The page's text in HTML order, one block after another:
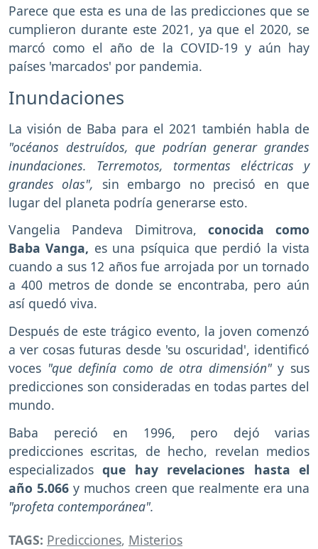
Parece que esta es una de las predicciones que se
cumplieron durante este 2021, ya que el 2020, se
marcó como el año de la COVID-19 y aún hay
países 'marcados' por pandemia.
Inundaciones
La visión de Baba para el 2021 también habla de
"océanos destruídos, que podrían generar grandes
inundaciones. Terremotos, tormentas eléctricas y
grandes olas",
sin embargo no precisó en que
lugar del planeta podría generarse esto.
Vangelia Pandeva Dimitrova, conocida como
Baba Vanga, es una psíquica que perdió la vista
cuando a sus 12 años fue arrojada por un tornado
a 400 metros de donde se encontraba, pero aún
así quedó viva.
Después de este trágico evento, la joven comenzó
a ver cosas futuras desde 'su oscuridad', identificó
voces "que definía como de otra dimensión"y sus
predicciones son consideradas en todas partes del
mundo.
Baba pereció en 1996, pero dejó varias
predicciones escritas, de hecho, revelan medios
especializadosque hay revelaciones hasta el
año 5.066y muchos creen que realmente era una
"profeta contemporánea".
TAGS: Predicciones, Misterios